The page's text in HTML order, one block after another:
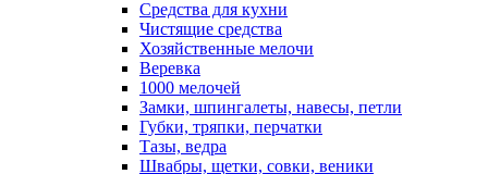
Средства для кухни
Чистящие средства
Хозяйственные мелочи
Веревка
1000 мелочей
Замки, шпингалеты, навесы, петли
Губки, тряпки, перчатки
Тазы, ведра
Швабры, щетки, совки, веники